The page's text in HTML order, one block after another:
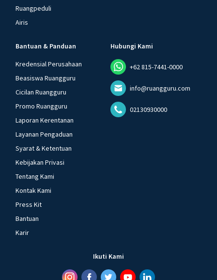
Ruangpeduli
Airis
Bantuan & Panduan
Kredensial Perusahaan
Beasiswa Ruangguru
Cicilan Ruangguru
Promo Ruangguru
Laporan Kerentanan
Layanan Pengaduan
Syarat & Ketentuan
Kebijakan Privasi
Tentang Kami
Kontak Kami
Press Kit
Bantuan
Karir
Hubungi Kami
+62 815-7441-0000
info@ruangguru.com
02130930000
Ikuti Kami